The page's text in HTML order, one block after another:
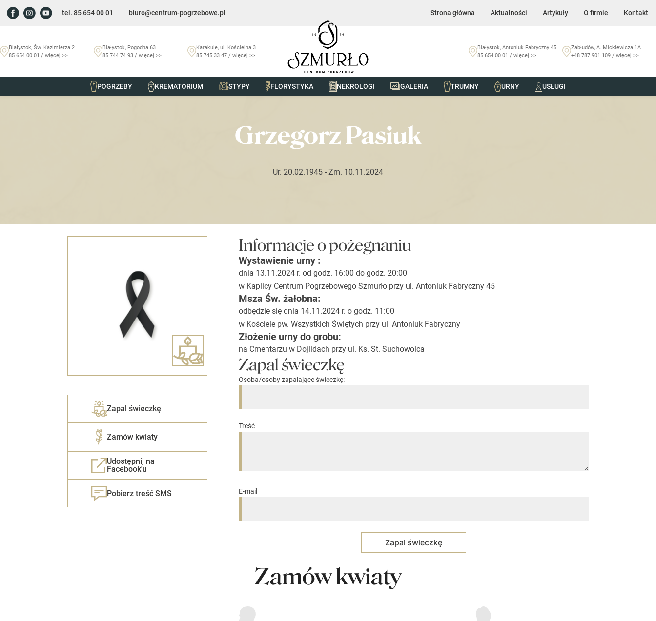
tel. 85 654 00 01 biuro@centrum-pogrzebowe.pl Strona główna Aktualności Artykuły O firmie Kontakt
Białystok, Św. Kazimierza 2
85 654 00 01 / więcej >>
Białystok, Pogodna 63
85 744 74 93 / więcej >>
Karakule, ul. Kościelna 3
85 745 33 47 / więcej >>
Białystok, Antoniuk Fabryczny 45
85 654 00 01 / więcej >>
Zabłudów, A. Mickiewicza 1A
+48 787 901 109 / więcej >>
POGRZEBY KREMATORIUM STYPY FLORYSTYKA NEKROLOGI GALERIA TRUMNY URNY USŁUGI
Szmurło Centrum Pogrzebowe /Nekrologi Grzegorz Pasiuk
Grzegorz Pasiuk
Ur. 20.02.1945 - Zm. 10.11.2024
Zapal świeczkę
Zamów kwiaty
Udostępnij na
Facebook'u
Pobierz treść SMS
Informacje o pożegnaniu
Wystawienie urny :
dnia 13.11.2024 r. od godz. 16:00 do godz. 20:00
w Kaplicy Centrum Pogrzebowego Szmurło przy ul. Antoniuk Fabryczny 45
Msza Św. żałobna:
odbędzie się dnia 14.11.2024 r. o godz. 11:00
w Kościele pw. Wszystkich Świętych przy ul. Antoniuk Fabryczny
Złożenie urny do grobu:
na Cmentarzu w Dojlidach przy ul. Ks. St. Suchowolca
Zapal świeczkę
Osoba/osoby zapalające świeczkę:
Treść
E-mail
Zamów kwiaty